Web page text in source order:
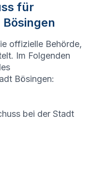
für
offizielle Behörde,
Im Folgenden
Bösingen:
bei der Stadt